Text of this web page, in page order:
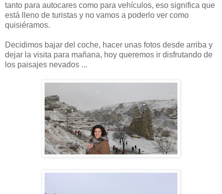
tanto para autocares como para vehículos, eso significa que
está lleno de turistas y no vamos a poderlo ver como
quisiéramos.
Decidimos bajar del coche, hacer unas fotos desde arriba y
dejar la visita para mañana, hoy queremos ir disfrutando de
los paisajes nevados ...